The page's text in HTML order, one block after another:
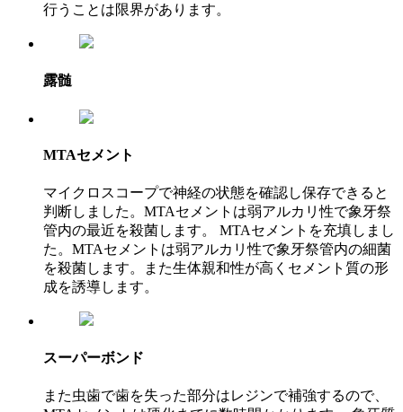
行うことは限界があります。
露髄
MTAセメント
マイクロスコープで神経の状態を確認し保存できると
判断しました。MTAセメントは弱アルカリ性で象牙祭
管内の最近を殺菌します。 MTAセメントを充填しまし
た。MTAセメントは弱アルカリ性で象牙祭管内の細菌
を殺菌します。また生体親和性が高くセメント質の形
成を誘導します。
スーパーボンド
また虫歯で歯を失った部分はレジンで補強するので、